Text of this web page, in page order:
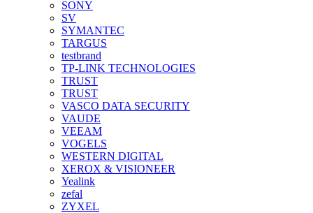
SONY
SV
SYMANTEC
TARGUS
testbrand
TP-LINK TECHNOLOGIES
TRUST
TRUST
VASCO DATA SECURITY
VAUDE
VEEAM
VOGELS
WESTERN DIGITAL
XEROX & VISIONEER
Yealink
zefal
ZYXEL